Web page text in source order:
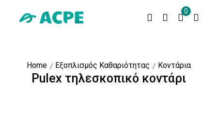
0
Home Εξοπλισμός Καθαριότητας Κοντάρια
Pulex τηλεσκοπικό κοντάρι